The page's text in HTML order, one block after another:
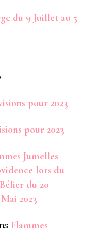
du 9 Juillet au 5
pour 2023
pour 2023
Jumelles
lors du
du 20
2023
Flammes